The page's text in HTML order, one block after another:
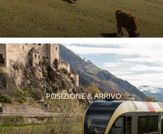
POSIZIONE & ARRIVO